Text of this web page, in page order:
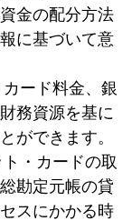
金の配分方法
に基づいて意
ード料金、銀
務資源を基に
ができます。
・カードの取
勘定元帳の貸
スにかかる時